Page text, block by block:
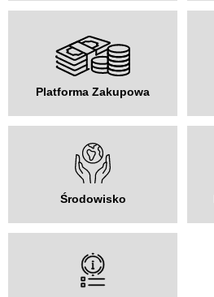
Platforma Zakupowa
Środowisko